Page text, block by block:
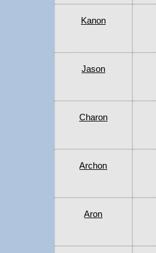
Kanon
Jason
Charon
Archon
Aron